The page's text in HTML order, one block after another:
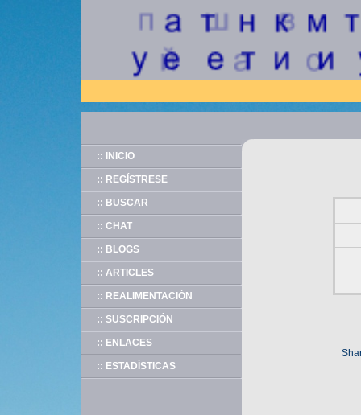
:: INICIO
:: REGÍSTRESE
:: BUSCAR
:: CHAT
:: BLOGS
:: ARTICLES
:: REALIMENTACIÓN
:: SUSCRIPCIÓN
:: ENLACES
:: ESTADÍSTICAS